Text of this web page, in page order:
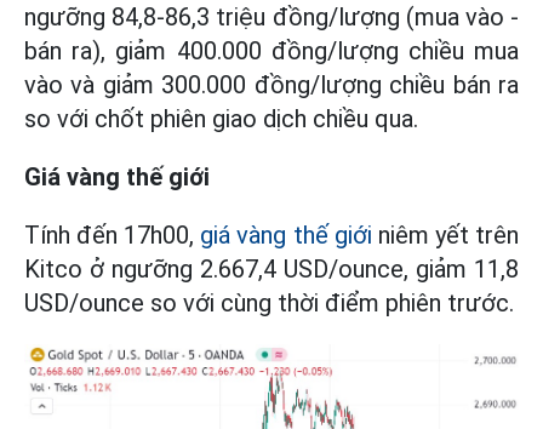
ngưỡng 84,8-86,3 triệu đồng/lượng (mua vào -
bán ra), giảm 400.000 đồng/lượng chiều mua
vào và giảm 300.000 đồng/lượng chiều bán ra
so với chốt phiên giao dịch chiều qua.
Giá vàng thế giới
Tính đến 17h00, giá vàng thế giới niêm yết trên
Kitco ở ngưỡng 2.667,4 USD/ounce, giảm 11,8
USD/ounce so với cùng thời điểm phiên trước.